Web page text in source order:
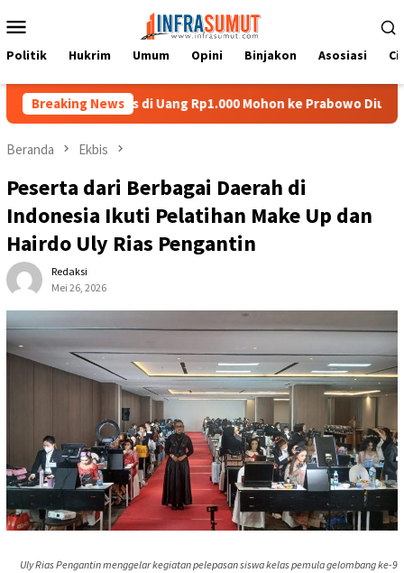
ke
Mobile
Politik Hukrim Umum Opini Binjakon Asosiasi
Breaking News
Batu Nias di Uang Rp1.000 Mohon ke Prabowo Diundang
Beranda Ekbis
Peserta dari Berbagai Daerah di
Indonesia Ikuti Pelatihan Make Up dan
Hairdo Uly Rias Pengantin
Redaksi
Mei 26, 2026
Uly Rias Pengantin menggelar kegiatan pelepasan siswa kelas pemula gelombang ke-9